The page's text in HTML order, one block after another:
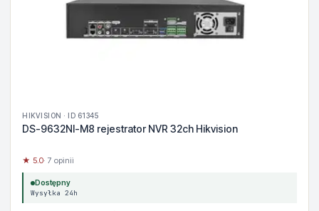
HIKVISION · ID 61345
DS-9632NI-M8 rejestrator NVR 32ch Hikvision
★ 5.0· 7 opinii
Dostępny
Wysyłka 24h